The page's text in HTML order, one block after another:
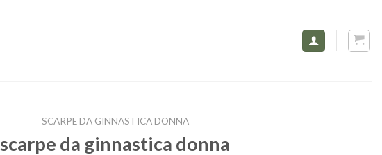
SCARPE DA GINNASTICA DONNA
scarpe da ginnastica donna